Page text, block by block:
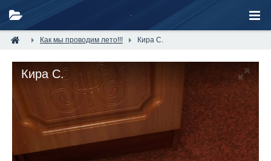
Как мы проводим лето!!! Кира С.
Кира С.